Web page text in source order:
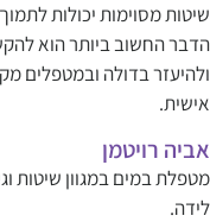
שיטות מסוימות יכולות
הדבר החשוב ביותר הוא
ולהיעזר בדולה ובמטפלים
אישית.
אביה רויטמן
מטפלת במים במגוון שיטות
לידה.